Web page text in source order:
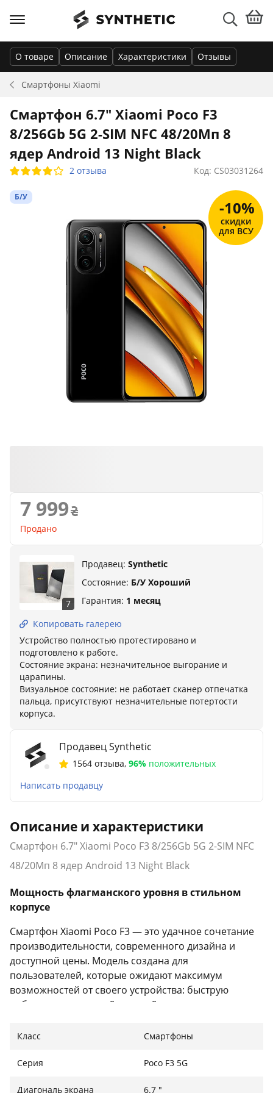
Смартфоны Xiaomi
О товаре Описание Характеристики Отзывы
Смартфон 6.7" Xiaomi Poco F3
8/256Gb 5G 2-SIM NFC 48/20Мп 8
ядер Android 13 Night Black
2 отзыва Код: CS03031264
Б/У
-10%
скидки
для ВСУ
7 999
Продано
7
Продавец: Synthetic
Состояние: Б/У Хороший
Гарантия: 1 месяц
Копировать галерею
Устройство полностью протестировано и
подготовлено к работе.
Состояние экрана: незначительное выгорание и
царапины.
Визуальное состояние: не работает сканер отпечатка
пальца, присутствуют незначительные потертости
корпуса.
Продавец Synthetic
1564 отзыва, 96% положительных
Написать продавцу
Описание и характеристики
Смартфон 6.7" Xiaomi Poco F3 8/256Gb 5G 2-SIM NFC
48/20Мп 8 ядер Android 13 Night Black
Мощность флагманского уровня в стильном
корпусе
Смартфон Xiaomi Poco F3 — это удачное сочетание
производительности, современного дизайна и
доступной цены. Модель создана для
пользователей, которые ожидают максимум
возможностей от своего устройства: быструю
работу, качественный дисплей и поддержку
Night Black выглядит сдержанно и премиально, а
ежедневного использования.
Класс Смартфоны
Серия Poco F3 5G
Диагональ экрана 6.7 "